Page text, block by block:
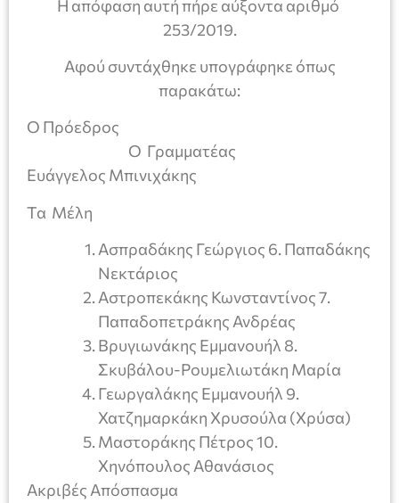
Η απόφαση αυτή πήρε αύξοντα αριθμό
253/2019.
Αφού συντάχθηκε υπογράφηκε όπως
παρακάτω:
Ο Πρόεδρος
Ο Γραμματέας
Ευάγγελος Μπινιχάκης
Τα Μέλη
Ασπραδάκης Γεώργιος 6. Παπαδάκης
Νεκτάριος
Αστροπεκάκης Κωνσταντίνος 7.
Παπαδοπετράκης Ανδρέας
Βρυγιωνάκης Εμμανουήλ 8.
Σκυβάλου-Ρουμελιωτάκη Μαρία
Γεωργαλάκης Εμμανουήλ 9.
Χατζημαρκάκη Χρυσούλα (Χρύσα)
Μαστοράκης Πέτρος 10.
Χηνόπουλος Αθανάσιος
Ακριβές Απόσπασμα